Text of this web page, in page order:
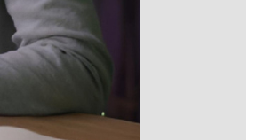
Normas Laboratório